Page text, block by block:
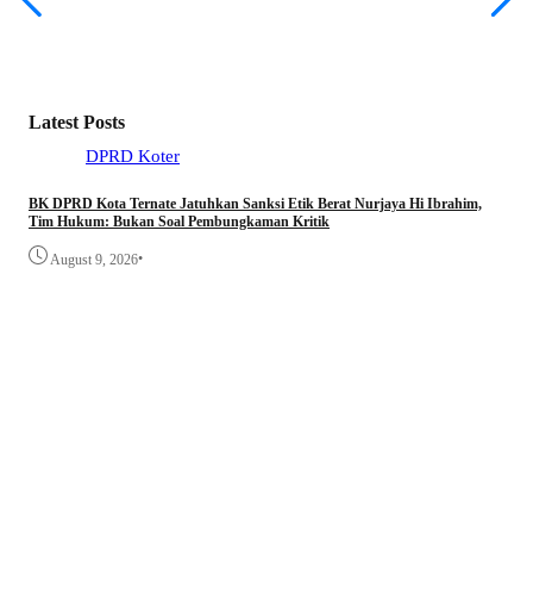
Latest Posts
DPRD Koter
BK DPRD Kota Ternate Jatuhkan Sanksi Etik Berat Nurjaya Hi Ibrahim,
Tim Hukum: Bukan Soal Pembungkaman Kritik
August 9, 2026•